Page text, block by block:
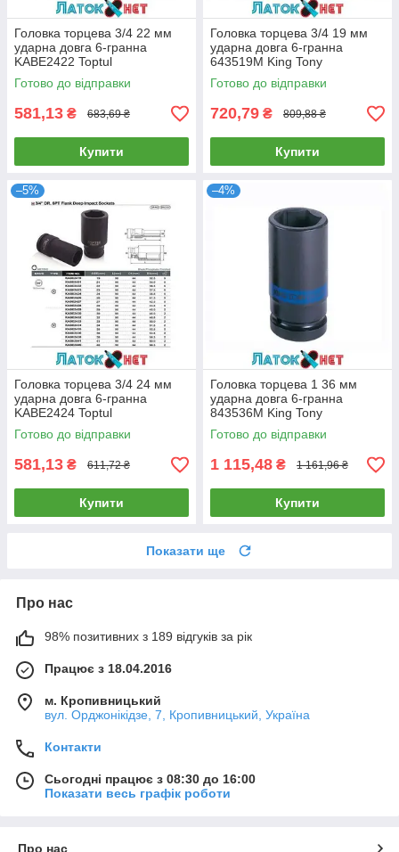
Головка торцева 3/4 22 мм
ударна довга 6-гранна
KABE2422 Toptul
Готово до відправки
581,13 ₴ 683,69 ₴
Купити
Головка торцева 3/4 19 мм
ударна довга 6-гранна
643519M King Tony
Готово до відправки
720,79 ₴ 809,88 ₴
Купити
–5%
Головка торцева 3/4 24 мм
ударна довга 6-гранна
KABE2424 Toptul
Готово до відправки
581,13 ₴ 611,72 ₴
Купити
–4%
Головка торцева 1 36 мм
ударна довга 6-гранна
843536M King Tony
Готово до відправки
1 115,48 ₴ 1 161,96 ₴
Купити
Показати ще
Про нас
98% позитивних з 189 відгуків за рік
Працює з 18.04.2016
м. Кропивницький
вул. Орджонікідзе, 7, Кропивницький, Україна
Контакти
Сьогодні працює з 08:30 до 16:00
Показати весь графік роботи
Про нас